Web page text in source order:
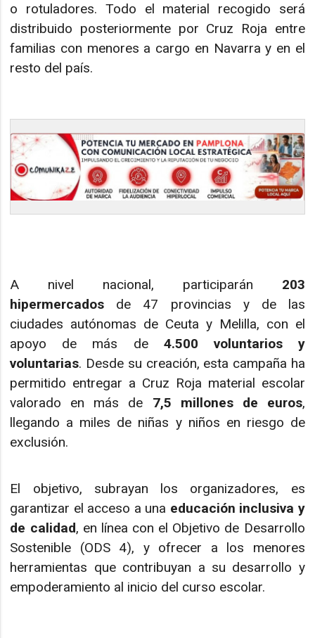
o rotuladores. Todo el material recogido será
distribuido posteriormente por Cruz Roja entre
familias con menores a cargo en Navarra y en el
resto del país.
A nivel nacional, participarán 203
hipermercados de 47 provincias y de las
ciudades autónomas de Ceuta y Melilla, con el
apoyo de más de 4.500 voluntarios y
voluntarias. Desde su creación, esta campaña ha
permitido entregar a Cruz Roja material escolar
valorado en más de 7,5 millones de euros,
llegando a miles de niñas y niños en riesgo de
exclusión.
El objetivo, subrayan los organizadores, es
garantizar el acceso a una educación inclusiva y
de calidad, en línea con el Objetivo de Desarrollo
Sostenible (ODS 4), y ofrecer a los menores
herramientas que contribuyan a su desarrollo y
empoderamiento al inicio del curso escolar.